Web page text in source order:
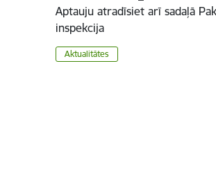
Aptauju atradīsiet arī sadaļā
inspekcija
Aktualitātes